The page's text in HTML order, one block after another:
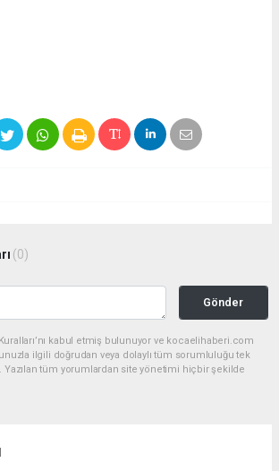
(0)
Gönder
kabul etmiş bulunuyor ve kocaelihaberi.com
ilgili doğrudan veya dolaylı tüm sorumluluğu tek
Yazılan tüm yorumlardan site yönetimi hiçbir şekilde